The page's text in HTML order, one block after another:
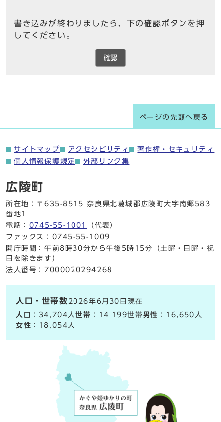
書き込みが終わりましたら、下の確認ボタンを押
してください。
確認
ページの先頭へ戻る
サイトマップ アクセシビリティ
著作権・セキュリティ
個人情報保護規定
外部リンク集
広陵町
所在地：〒635-8515 奈良県北葛城郡広陵町大字南郷583
番地1
電話： 0745-55-1001
（代表）
ファックス：0745-55-1009
開庁時間：午前8時30分から午後5時15分（土曜・日曜・祝
日を除きます）
法人番号：7000020294268
人口・世帯数 2026年6月30日現在
人口
：34,704人世帯 ：14,199世帯男性 ：16,650人
女性 ：18,054人